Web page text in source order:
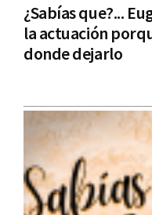
¿Sabías que?...
la actuación
donde dejarlo